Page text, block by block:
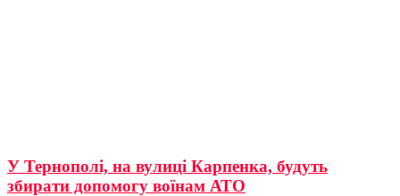
У Тернополі, на вулиці Карпенка, будуть
збирати допомогу воїнам АТО